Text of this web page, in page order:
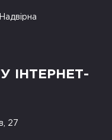
ІНТЕРНЕТ-
27